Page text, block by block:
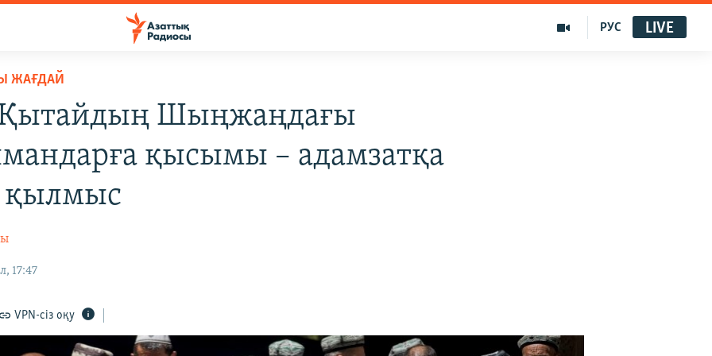
РУС LIVE
ЖАҒДАЙ
Қытайдың Шыңжаңдағы
қысымы – адамзатқа
қылмыс
17:47
VPN-сіз оқу